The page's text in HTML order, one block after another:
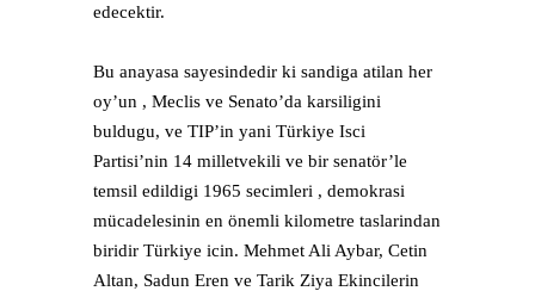
edecektir.
Bu anayasa sayesindedir ki sandiga atilan her
oy’un , Meclis ve Senato’da karsiligini
buldugu, ve TIP’in yani Türkiye Isci
Partisi’nin 14 milletvekili ve bir senatör’le
temsil edildigi 1965 secimleri , demokrasi
mücadelesinin en önemli kilometre taslarindan
biridir Türkiye icin. Mehmet Ali Aybar, Cetin
Altan, Sadun Eren ve Tarik Ziya Ekincilerin